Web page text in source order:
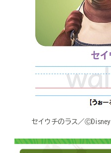
セイウチのラス／ⒸDisney